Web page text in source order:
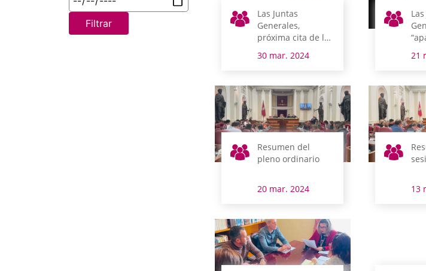
Filtrar
Las Juntas
Generales,
próxima cita de las
la Escuela Abierta
30 mar. 2024 21
Resumen del
pleno ordinario
20 mar. 2024 13